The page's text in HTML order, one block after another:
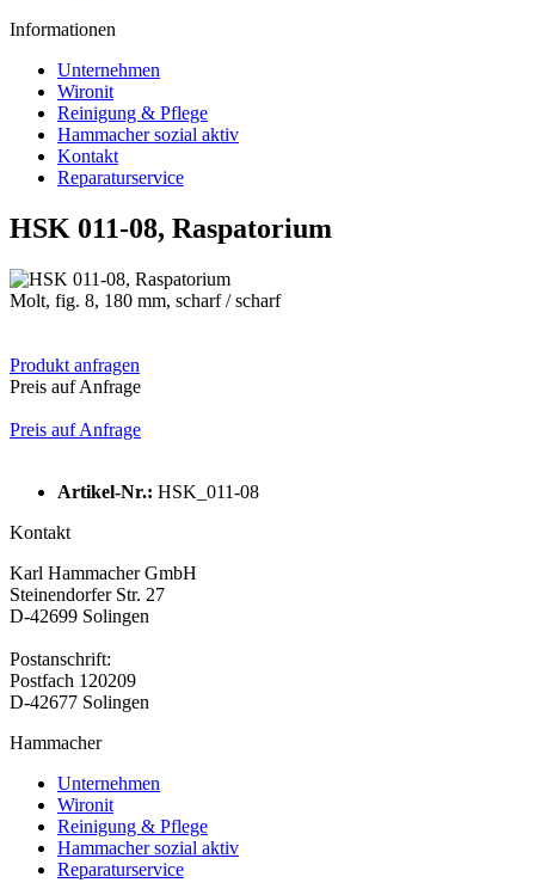
Informationen
Unternehmen
Wironit
Reinigung & Pflege
Hammacher sozial aktiv
Kontakt
Reparaturservice
HSK 011-08, Raspatorium
Molt, fig. 8, 180 mm, scharf / scharf
Produkt anfragen
Preis auf Anfrage
Preis auf Anfrage
Artikel-Nr.: HSK_011-08
Kontakt
Karl Hammacher GmbH
Steinendorfer Str. 27
D-42699 Solingen
Postanschrift:
Postfach 120209
D-42677 Solingen
Hammacher
Unternehmen
Wironit
Reinigung & Pflege
Hammacher sozial aktiv
Reparaturservice